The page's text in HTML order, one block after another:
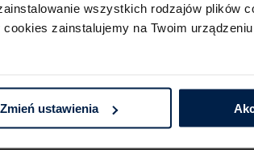
wszystkich rodzajów plików
zainstalujemy na Twoim
Zmień ustawienia
człowiekiem, możesz poszaleć
odrobiną brandy dla smaku. Biszkopt
dżemem, marmoladą lub konfiturą – to
to koniecznie zwróć uwagę
Każdy sprawdzony przepis na biszkopt
Sprawdź kilka podpowiedzi, aby mieć